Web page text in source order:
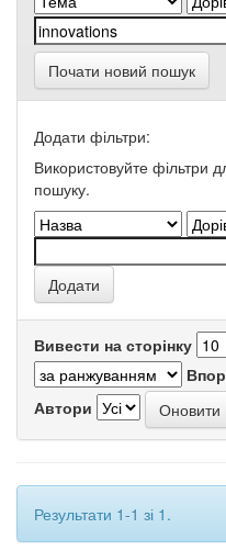
Почати новий пошук
Додати фільтри:
Використовуйте фільтри
пошуку.
Вивести на сторінку
Автори
Результати 1-1 зі 1.